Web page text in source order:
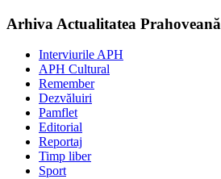
Arhiva Actualitatea Prahoveană
Interviurile APH
APH Cultural
Remember
Dezvăluiri
Pamflet
Editorial
Reportaj
Timp liber
Sport